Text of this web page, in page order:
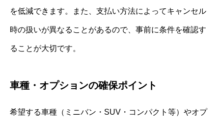
を低減できます。また、支払い方法によってキャンセル
時の扱いが異なることがあるので、事前に条件を確認す
ることが大切です。
車種・オプションの確保ポイント
希望する車種（ミニバン・SUV・コンパクト等）やオプ